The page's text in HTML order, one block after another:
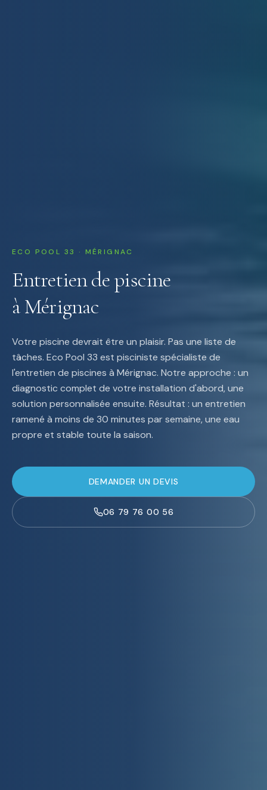
ECO POOL 33 · MÉRIGNAC
Entretien de piscine
àMérignac
Votre piscine devrait être un plaisir. Pas une liste de
tâches. Eco Pool 33 est pisciniste spécialiste de
l'entretien de piscines à Mérignac. Notre approche : un
diagnostic complet de votre installation d'abord, une
solution personnalisée ensuite. Résultat : un entretien
ramené à moins de 30 minutes par semaine, une eau
propre et stable toute la saison.
DEMANDER UN DEVIS
06 79 76 00 56